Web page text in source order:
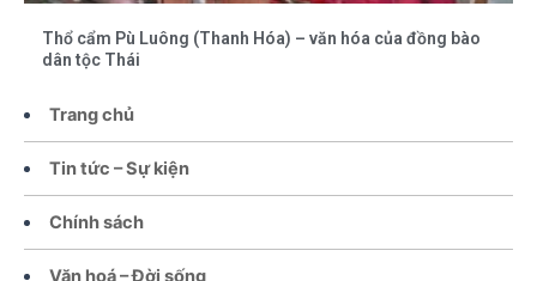
Trang chủ
Tin tức – Sự kiện
Chính sách
Văn hoá – Đời sống
Thổ cẩm Pù Luông (Thanh Hóa) – văn hóa của đồng bào
dân tộc Thái